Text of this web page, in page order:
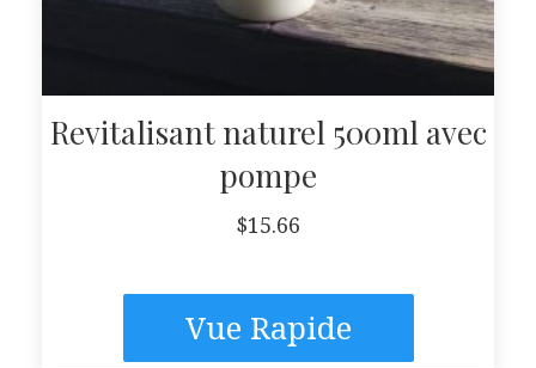
Revitalisant naturel 500ml avec
pompe
$15.66
Vue Rapide